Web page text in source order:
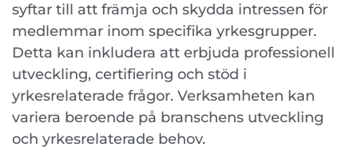
syftar till att främja och skydda intressen för
medlemmar inom specifika yrkesgrupper.
Detta kan inkludera att erbjuda professionell
utveckling, certifiering och stöd i
yrkesrelaterade frågor. Verksamheten kan
variera beroende på branschens utveckling
och yrkesrelaterade behov.